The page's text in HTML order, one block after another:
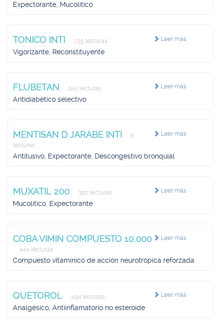
Expectorante, Mucolítico
Leer más
TONICO INTI 725 lecturas
Vigorizante, Reconstituyente
Leer más
FLUBETAN 245 lecturas
Antidiabético selectivo
Leer más
MENTISAN D JARABE INTI
6
lecturas
Antitusivo, Expectorante, Descongestivo bronquial
Leer más
MUXATIL 200 397 lecturas
Mucolítico, Expectorante
Leer más
COBA VIMIN COMPUESTO 10,000
444 lecturas
Compuesto vitamínico de acción neurotrópica reforzada
Leer más
QUETOROL 494 lecturas
Analgésico, Antiinflamatorio no esteroide